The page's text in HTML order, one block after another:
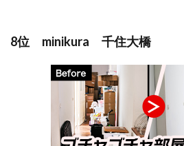
8位 minikura 千住大橋